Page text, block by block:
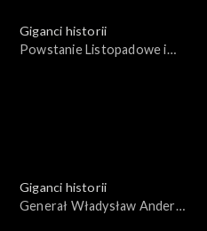
Giganci historii
Powstanie Listopadowe i
Giganci historii
Generał Władysław Anders i